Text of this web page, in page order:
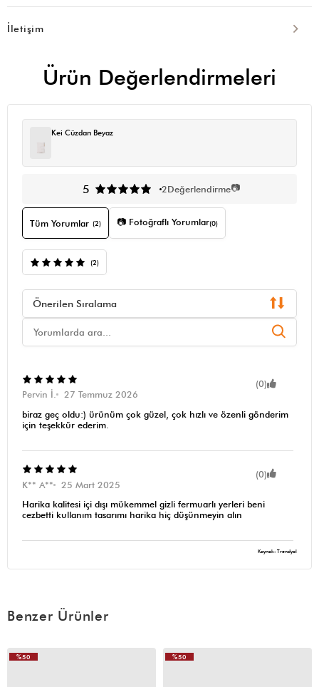
İletişim
Ürün Değerlendirmeleri
Kei Cüzdan Beyaz
5 2Değerlendirme📷
Tüm Yorumlar (2) 📷 Fotoğraflı Yorumlar(0)
(2)
Önerilen Sıralama
(0)
Pervin İ.
27 Temmuz 2026
biraz geç oldu:) ürünüm çok güzel, çok hızlı ve özenli gönderim
için teşekkür ederim.
(0)
K** A**
25 Mart 2025
Harika kalitesi içi dışı mükemmel gizli fermuarlı yerleri beni
cezbetti kullanım tasarımı harika hiç düşünmeyin alın
Kaynak: Trendyol
Benzer Ürünler
%50 %50